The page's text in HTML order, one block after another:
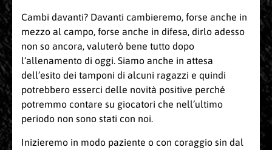
Cambi davanti? Davanti cambieremo, forse anche in
mezzo al campo, forse anche in difesa, dirlo adesso
non so ancora, valuterò bene tutto dopo
l’allenamento di oggi. Siamo anche in attesa
dell’esito dei tamponi di alcuni ragazzi e quindi
potrebbero esserci delle novità positive perché
potremmo contare su giocatori che nell’ultimo
periodo non sono stati con noi.
Inizieremo in modo paziente o con coraggio sin dal